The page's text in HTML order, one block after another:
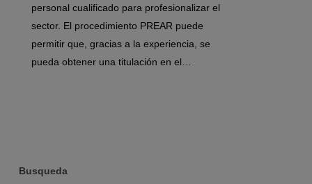
personal cualificado para profesionalizar el
sector. El procedimiento PREAR puede
permitir que, gracias a la experiencia, se
pueda obtener una titulación en el…
Busqueda